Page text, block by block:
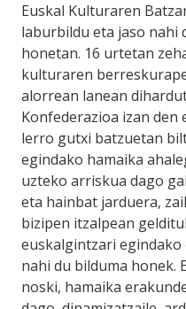
Euskal Kulturaren
laburbildu eta jaso nahi
honetan. 16 urtetan
kulturaren
alorrean lanean
Konfederazioa izan den
lerro gutxi batzuetan
egindako hamaika
uzteko arriskua dago
eta hainbat jarduera,
bizipen itzalpean
euskalgintzari
nahi du bilduma honek.
noski, hamaika